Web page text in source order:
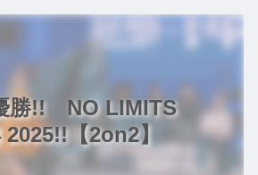
勝!! NO LIMITS
【2on2】